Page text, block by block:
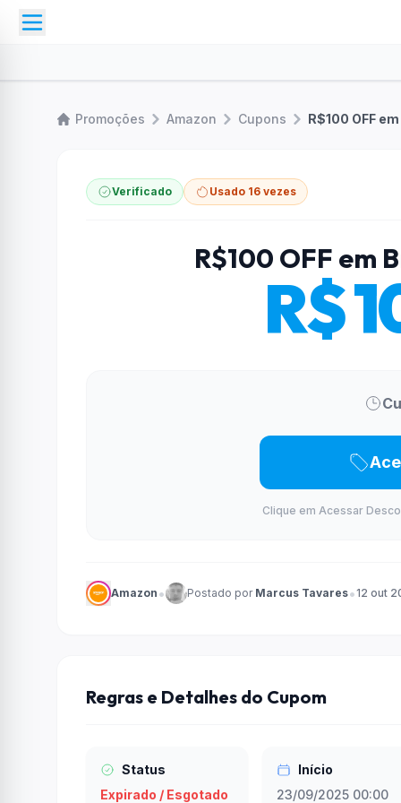
Promoções Amazon Cupons R$100 OFF
Verificado Usado 16 vezes
R$100 OFF em
R$
Clique em Acessar
Amazon • Postado por Marcus Tavares•12 out
Regras e Detalhes do Cupom
Status
Expirado / Esgotado
Início
23/09/2025 00:00